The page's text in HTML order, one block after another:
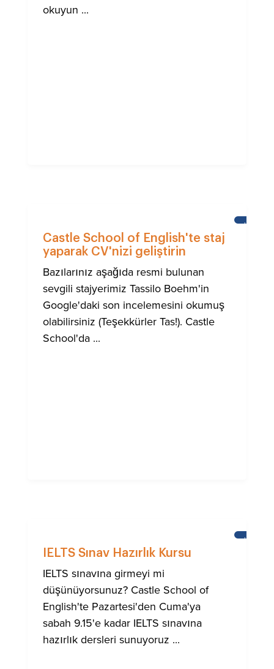
okuyun ...
Castle School of English'te staj
yaparak CV'nizi geliştirin
Bazılarınız aşağıda resmi bulunan
sevgili stajyerimiz Tassilo Boehm'in
Google'daki son incelemesini okumuş
olabilirsiniz (Teşekkürler Tas!). Castle
School'da ...
IELTS Sınav Hazırlık Kursu
IELTS sınavına girmeyi mi
düşünüyorsunuz? Castle School of
English'te Pazartesi'den Cuma'ya
sabah 9.15'e kadar IELTS sınavına
hazırlık dersleri sunuyoruz ...